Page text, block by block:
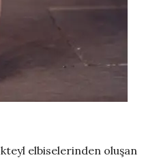
elbiselerinden oluşan